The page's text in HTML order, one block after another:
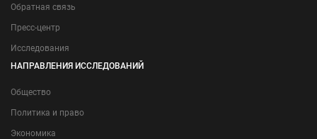
Обратная связь
Пресс-центр
Исследования
НАПРАВЛЕНИЯ ИССЛЕДОВАНИЙ
Общество
Политика и право
Экономика